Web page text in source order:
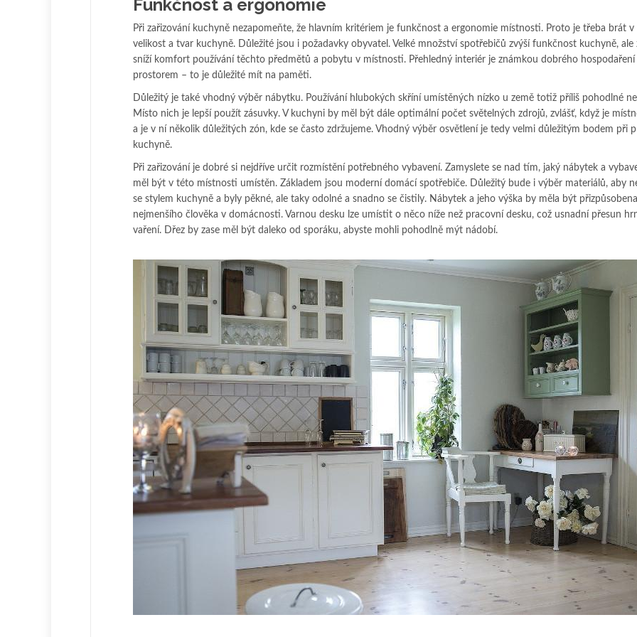
Funkčnost a ergonomie
Při zařizování kuchyně nezapomeňte, že hlavním kritériem je funkčnost a ergonomie místnosti. Proto je třeba brát v
velikost a tvar kuchyně. Důležité jsou i požadavky obyvatel. Velké množství spotřebičů zvýší funkčnost kuchyně, ale
sníží komfort používání těchto předmětů a pobytu v místnosti. Přehledný interiér je známkou dobrého hospodaření
prostorem – to je důležité mít na paměti.
Důležitý je také vhodný výběr nábytku. Používání hlubokých skříní umístěných nízko u země totiž příliš pohodlné
Místo nich je lepší použít zásuvky. V kuchyni by měl být dále optimální počet světelných zdrojů, zvlášť, když je
a je v ní několik důležitých zón, kde se často zdržujeme. Vhodný výběr osvětlení je tedy velmi důležitým bodem při
kuchyně.
Při zařizování je dobré si nejdříve určit rozmístění potřebného vybavení. Zamyslete se nad tím, jaký nábytek a
měl být v této místnosti umístěn. Základem jsou moderní domácí spotřebiče. Důležitý bude i výběr materiálů, aby
se stylem kuchyně a byly pěkné, ale taky odolné a snadno se čistily. Nábytek a jeho výška by měla být
nejmenšího člověka v domácnosti. Varnou desku lze umístit o něco níže než pracovní desku, což usnadní přesun
vaření. Dřez by zase měl být daleko od sporáku, abyste mohli pohodlně mýt nádobí.